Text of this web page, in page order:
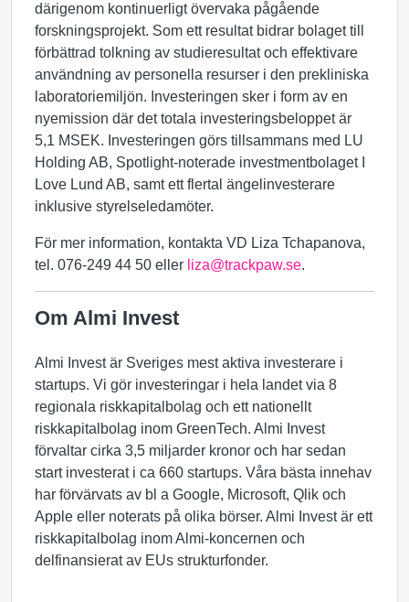
därigenom kontinuerligt övervaka pågående
forskningsprojekt. Som ett resultat bidrar bolaget till
förbättrad tolkning av studieresultat och effektivare
användning av personella resurser i den prekliniska
laboratoriemiljön. Investeringen sker i form av en
nyemission där det totala investeringsbeloppet är
5,1 MSEK. Investeringen görs tillsammans med LU
Holding AB, Spotlight-noterade investmentbolaget I
Love Lund AB, samt ett flertal ängelinvesterare
inklusive styrelseledamöter.
För mer information, kontakta VD Liza Tchapanova,
tel. 076-249 44 50 eller liza@trackpaw.se.
Om Almi Invest
Almi Invest är Sveriges mest aktiva investerare i
startups. Vi gör investeringar i hela landet via 8
regionala riskkapitalbolag och ett nationellt
riskkapitalbolag inom GreenTech. Almi Invest
förvaltar cirka 3,5 miljarder kronor och har sedan
start investerat i ca 660 startups. Våra bästa innehav
har förvärvats av bl a Google, Microsoft, Qlik och
Apple eller noterats på olika börser. Almi Invest är ett
riskkapitalbolag inom Almi-koncernen och
delfinansierat av EUs strukturfonder.